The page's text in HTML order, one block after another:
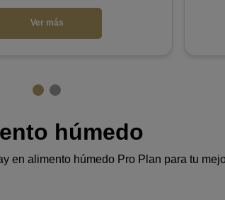
Ver más
húmedo
en alimento húmedo Pro Plan para tu